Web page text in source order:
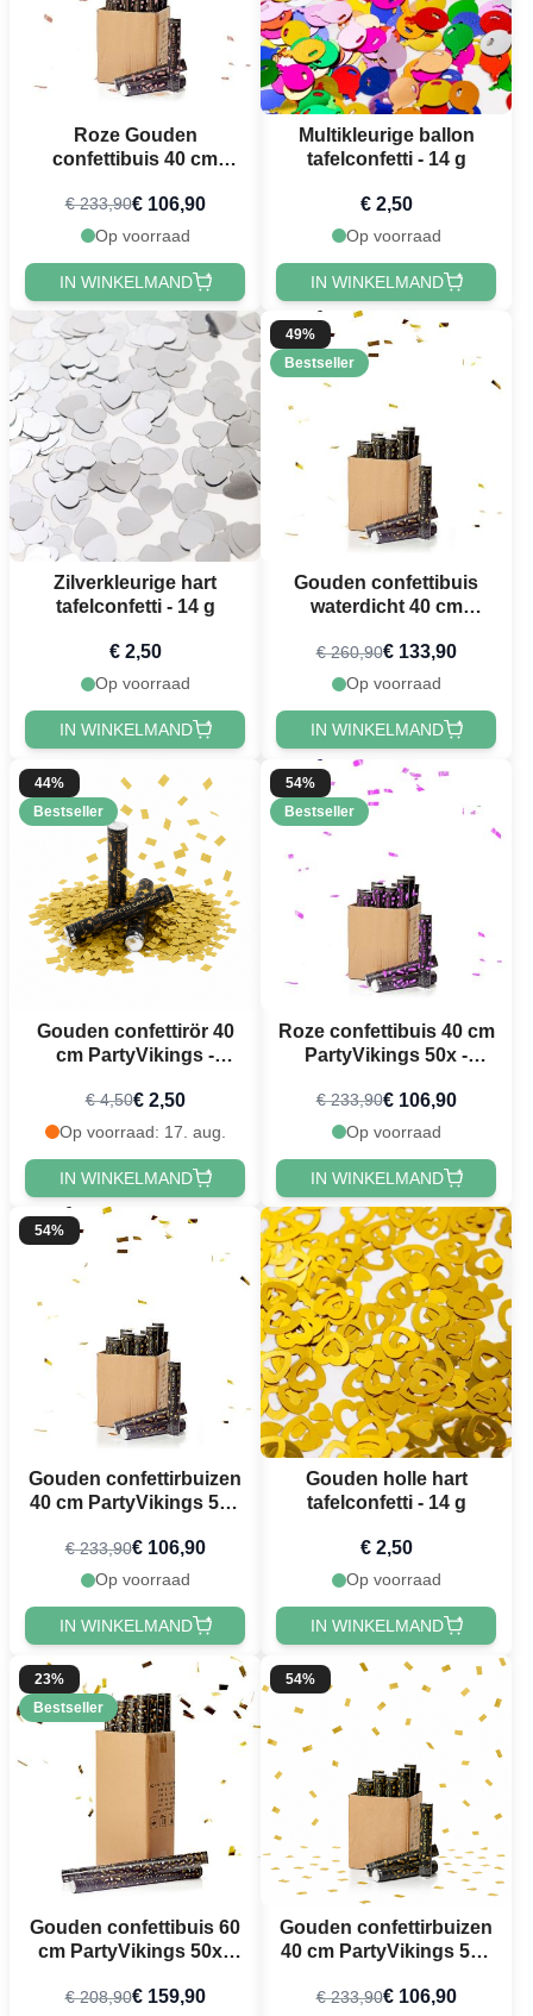
Roze Gouden
confettibuis 40 cm
Metallic Rechthoekig
€ 233,90€ 106,90
Op voorraad
IN WINKELMAND
Multikleurige ballon
tafelconfetti - 14 g
€ 2,50
Op voorraad
IN WINKELMAND
Zilverkleurige hart
tafelconfetti - 14 g
€ 2,50
Op voorraad
IN WINKELMAND
49%
Bestseller
Gouden confettibuis
waterdicht 40 cm
Metallic Rechthoekig
€ 260,90€ 133,90
Op voorraad
IN WINKELMAND
44%
Bestseller
Gouden confettirör 40
cm PartyVikings -
Waterdicht
€ 4,50€ 2,50
Op voorraad: 17. aug.
IN WINKELMAND
54%
Bestseller
Roze confettibuis 40 cm
PartyVikings 50x -
€ 233,90€ 106,90
Op voorraad
IN WINKELMAND
54%
Gouden confettirbuizen
40 cm PartyVikings 50x
€ 233,90€ 106,90
Op voorraad
IN WINKELMAND
Gouden holle hart
tafelconfetti - 14 g
€ 2,50
Op voorraad
IN WINKELMAND
23%
Bestseller
Gouden confettibuis 60
cm PartyVikings 50x -
€ 208,90€ 159,90
54%
Gouden confettirbuizen
40 cm PartyVikings 50x
€ 233,90€ 106,90